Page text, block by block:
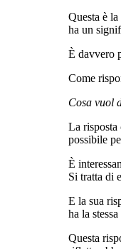
Questa è
ha un
È davvero
Come
Cosa vuol
La risposta
possibile
È
Si tratta di
E la sua
ha la
Questa